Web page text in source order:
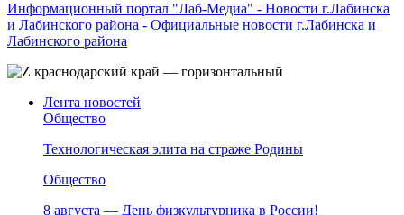
Информационный портал "Лаб-Медиа" - Новости г.Лабинска
и Лабинского района - Официальные новости г.Лабинска и
Лабинского района
Лента новостей
Общество
Технологическая элита на страже Родины
Общество
8 августа — День физкультурника в России!